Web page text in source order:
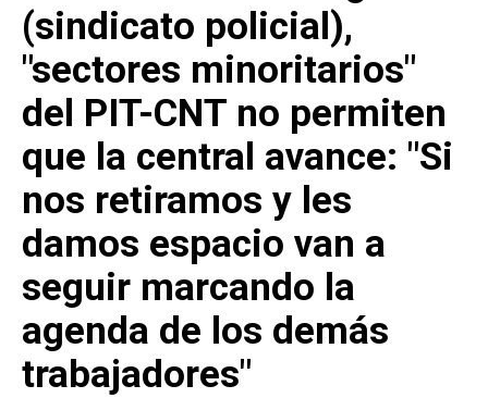
(sindicato policial),
"sectores minoritarios"
del PIT-CNT no permiten
que la central avance: "Si
nos retiramos y les
damos espacio van a
seguir marcando la
agenda de los demás
trabajadores"